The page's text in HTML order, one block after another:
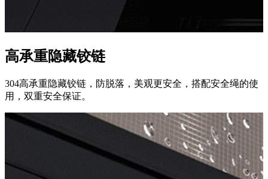
高承重隐藏铰链
304高承重隐藏铰链，防脱落，美观更安全，搭配安全绳的使
用，双重安全保证。